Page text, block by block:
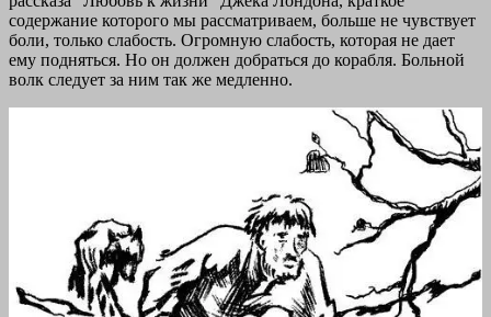
содержание которого мы рассматриваем, больше не чувствует
боли, только слабость. Огромную слабость, которая не дает
ему подняться. Но он должен добраться до корабля. Больной
волк следует за ним так же медленно.